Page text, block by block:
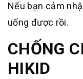
Nếu bạn cảm
uống được rồi.
CHỐNG
HIKID